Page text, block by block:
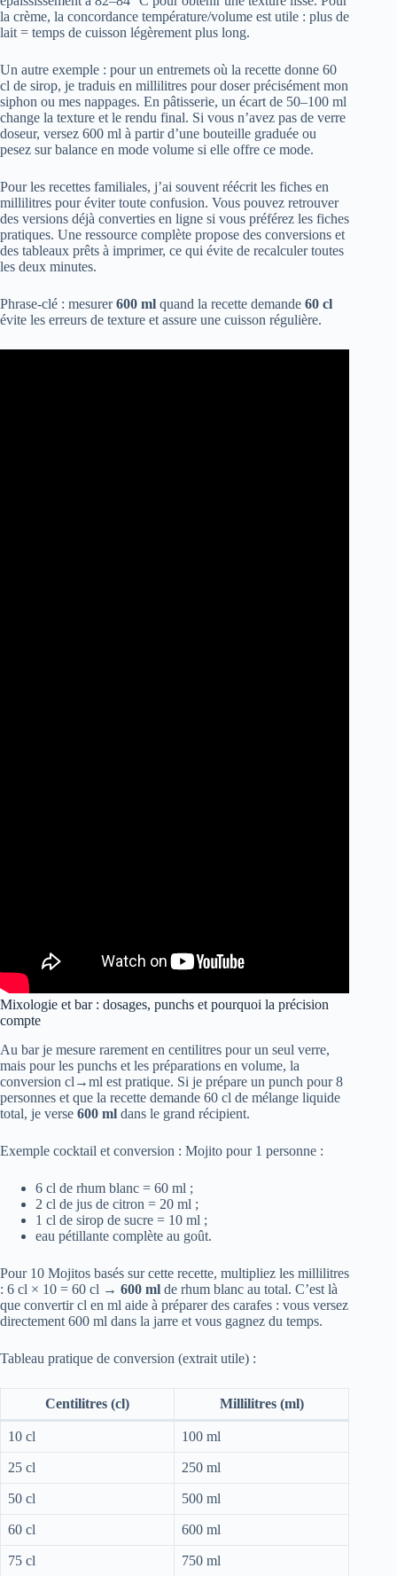
la crème, la concordance température/volume est utile : plus de
lait = temps de cuisson légèrement plus long.
Un autre exemple : pour un entremets où la recette donne 60
cl de sirop, je traduis en millilitres pour doser précisément mon
siphon ou mes nappages. En pâtisserie, un écart de 50–100 ml
change la texture et le rendu final. Si vous n’avez pas de verre
doseur, versez 600 ml à partir d’une bouteille graduée ou
pesez sur balance en mode volume si elle offre ce mode.
Pour les recettes familiales, j’ai souvent réécrit les fiches en
millilitres pour éviter toute confusion. Vous pouvez retrouver
des versions déjà converties en ligne si vous préférez les fiches
pratiques. Une ressource complète propose des conversions et
des tableaux prêts à imprimer, ce qui évite de recalculer toutes
les deux minutes.
Phrase-clé : mesurer600 ml quand la recette demande 60 cl
évite les erreurs de texture et assure une cuisson régulière.
Mixologie et bar : dosages, punchs et pourquoi la précision
compte
Au bar je mesure rarement en centilitres pour un seul verre,
mais pour les punchs et les préparations en volume, la
conversion cl→ml est pratique. Si je prépare un punch pour 8
personnes et que la recette demande 60 cl de mélange liquide
total, je verse 600 ml dans le grand récipient.
Exemple cocktail et conversion : Mojito pour 1 personne :
6 cl de rhum blanc = 60 ml ;
2 cl de jus de citron = 20 ml ;
1 cl de sirop de sucre = 10 ml ;
eau pétillante complète au goût.
Pour 10 Mojitos basés sur cette recette, multipliez les millilitres
: 6 cl × 10 = 60 cl → 600 ml de rhum blanc au total. C’est là
que convertir cl en ml aide à préparer des carafes : vous versez
directement 600 ml dans la jarre et vous gagnez du temps.
Tableau pratique de conversion (extrait utile) :
Centilitres (cl) Millilitres (ml)
10 cl 100 ml
25 cl 250 ml
50 cl 500 ml
60 cl 600 ml
75 cl
750 ml